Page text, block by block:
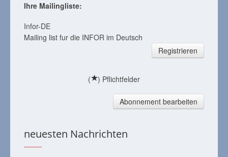
Ihre Mailingliste:
Infor-DE
Mailing list fur die INFOR im Deutsch
Registrieren
( ) Pflichtfelder
Abonnement bearbeiten
neuesten Nachrichten